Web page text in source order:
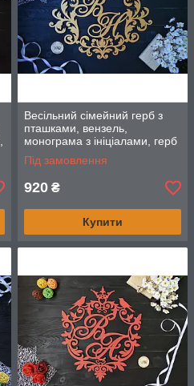
Весільний сімейний герб з
пташками, вензель,
монограма з ініціалами, герб
на весілля
Під замовлення
920 ₴
Купити